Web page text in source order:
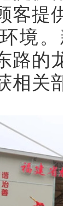
客提
境
路的
相关